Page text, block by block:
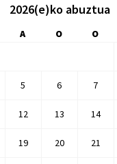
2026(e)ko abuztua
A O O
5 6 7
12 13 14
19 20 21